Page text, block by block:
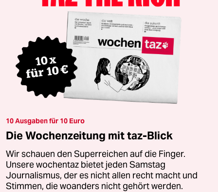
10 Ausgaben für 10 Euro
Die Wochenzeitung mit taz-Blick
Wir schauen den Superreichen auf die Finger.
Unsere wochentaz bietet jeden Samstag
Journalismus, der es nicht allen recht macht und
Stimmen, die woanders nicht gehört werden.